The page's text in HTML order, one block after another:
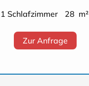
1 Schlafzimmer 28 m²
Zur Anfrage